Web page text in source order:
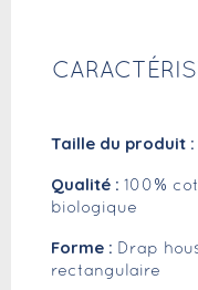
Taille du produit :
Qualité : 100%
biologique
Forme : Drap
rectangulaire